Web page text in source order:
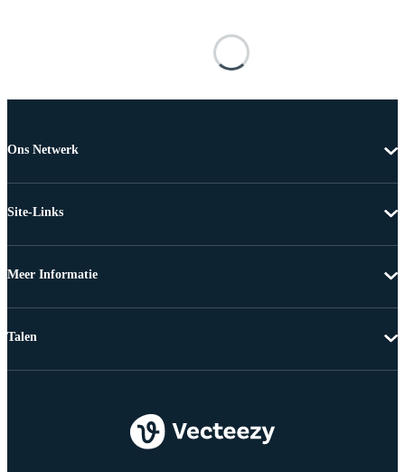
Ons Netwerk
Site-Links
Meer Informatie
Talen